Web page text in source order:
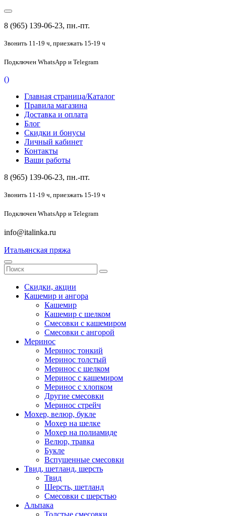
8 (965) 139-06-23, пн.-пт.
Звонить 11-19 ч, приезжать 15-19 ч
Подключен WhatsApp и Telegram
()
Главная страница/Каталог
Правила магазина
Доставка и оплата
Блог
Скидки и бонусы
Личный кабинет
Контакты
Ваши работы
8 (965) 139-06-23, пн.-пт.
Звонить 11-19 ч, приезжать 15-19 ч
Подключен WhatsApp и Telegram
info@italinka.ru
Итальянская пряжа
Скидки, акции
Кашемир и ангора
Кашемир
Кашемир с шелком
Смесовки с кашемиром
Смесовки с ангорой
Меринос
Меринос тонкий
Меринос толстый
Меринос с шелком
Меринос с кашемиром
Меринос с хлопком
Другие смесовки
Меринос стрейч
Мохер, велюр, букле
Мохер на шелке
Мохер на полиамиде
Велюр, травка
Букле
Вспушенные смесовки
Твид, шетланд, шерсть
Твид
Шерсть, шетланд
Смесовки с шерстью
Альпака
Толстые смесовки